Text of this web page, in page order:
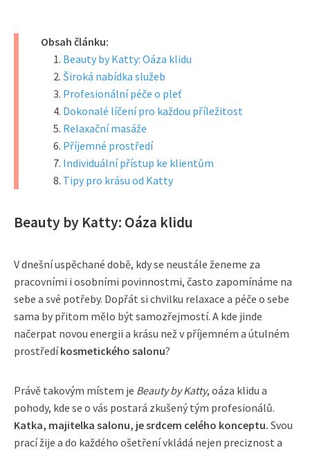
Obsah článku:
Beauty by Katty: Oáza klidu
Široká nabídka služeb
Profesionální péče o pleť
Dokonalé líčení pro každou příležitost
Relaxační masáže
Příjemné prostředí
Individuální přístup ke klientům
Tipy pro krásu od Katty
Beauty by Katty: Oáza klidu
V dnešní uspěchané době, kdy se neustále ženeme za
pracovními i osobními povinnostmi, často zapomínáme na
sebe a své potřeby. Dopřát si chvilku relaxace a péče o sebe
sama by přitom mělo být samozřejmostí. A kde jinde
načerpat novou energii a krásu než v příjemném a útulném
prostředíkosmetického salonu?
Právě takovým místem je Beauty by Katty, oáza klidu a
pohody, kde se o vás postará zkušený tým profesionálů.
Katka, majitelka salonu, je srdcem celého konceptu. Svou
prací žije a do každého ošetření vkládá nejen preciznost a